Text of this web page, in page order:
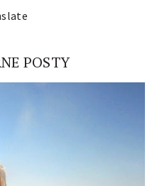
POSTY